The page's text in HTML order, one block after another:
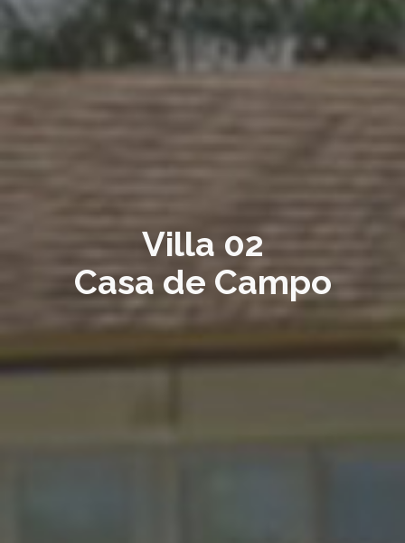
Villa 02
Casa de Campo